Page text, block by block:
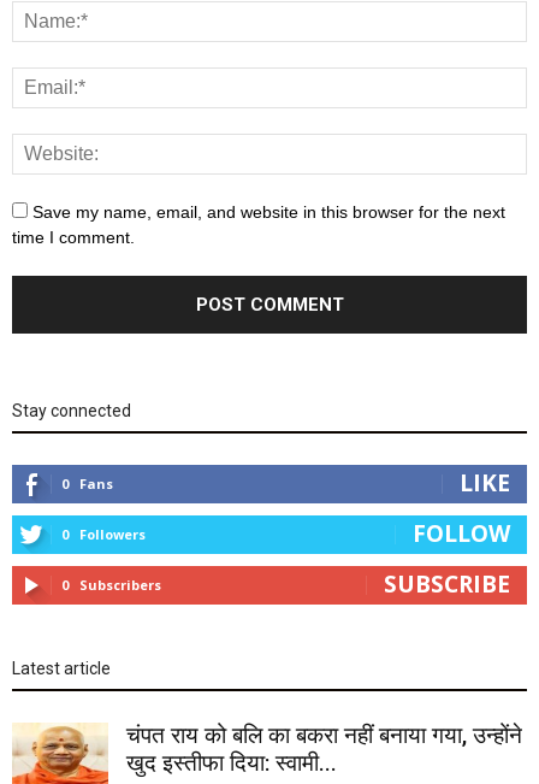
Save my name, email, and website in this browser for the next
time I comment.
Stay connected
0 Fans LIKE
0 Followers FOLLOW
0 Subscribers SUBSCRIBE
Latest article
चंपत राय को बलि का बकरा नहीं बनाया गया, उन्होंने
खुद इस्तीफा दिया: स्वामी...